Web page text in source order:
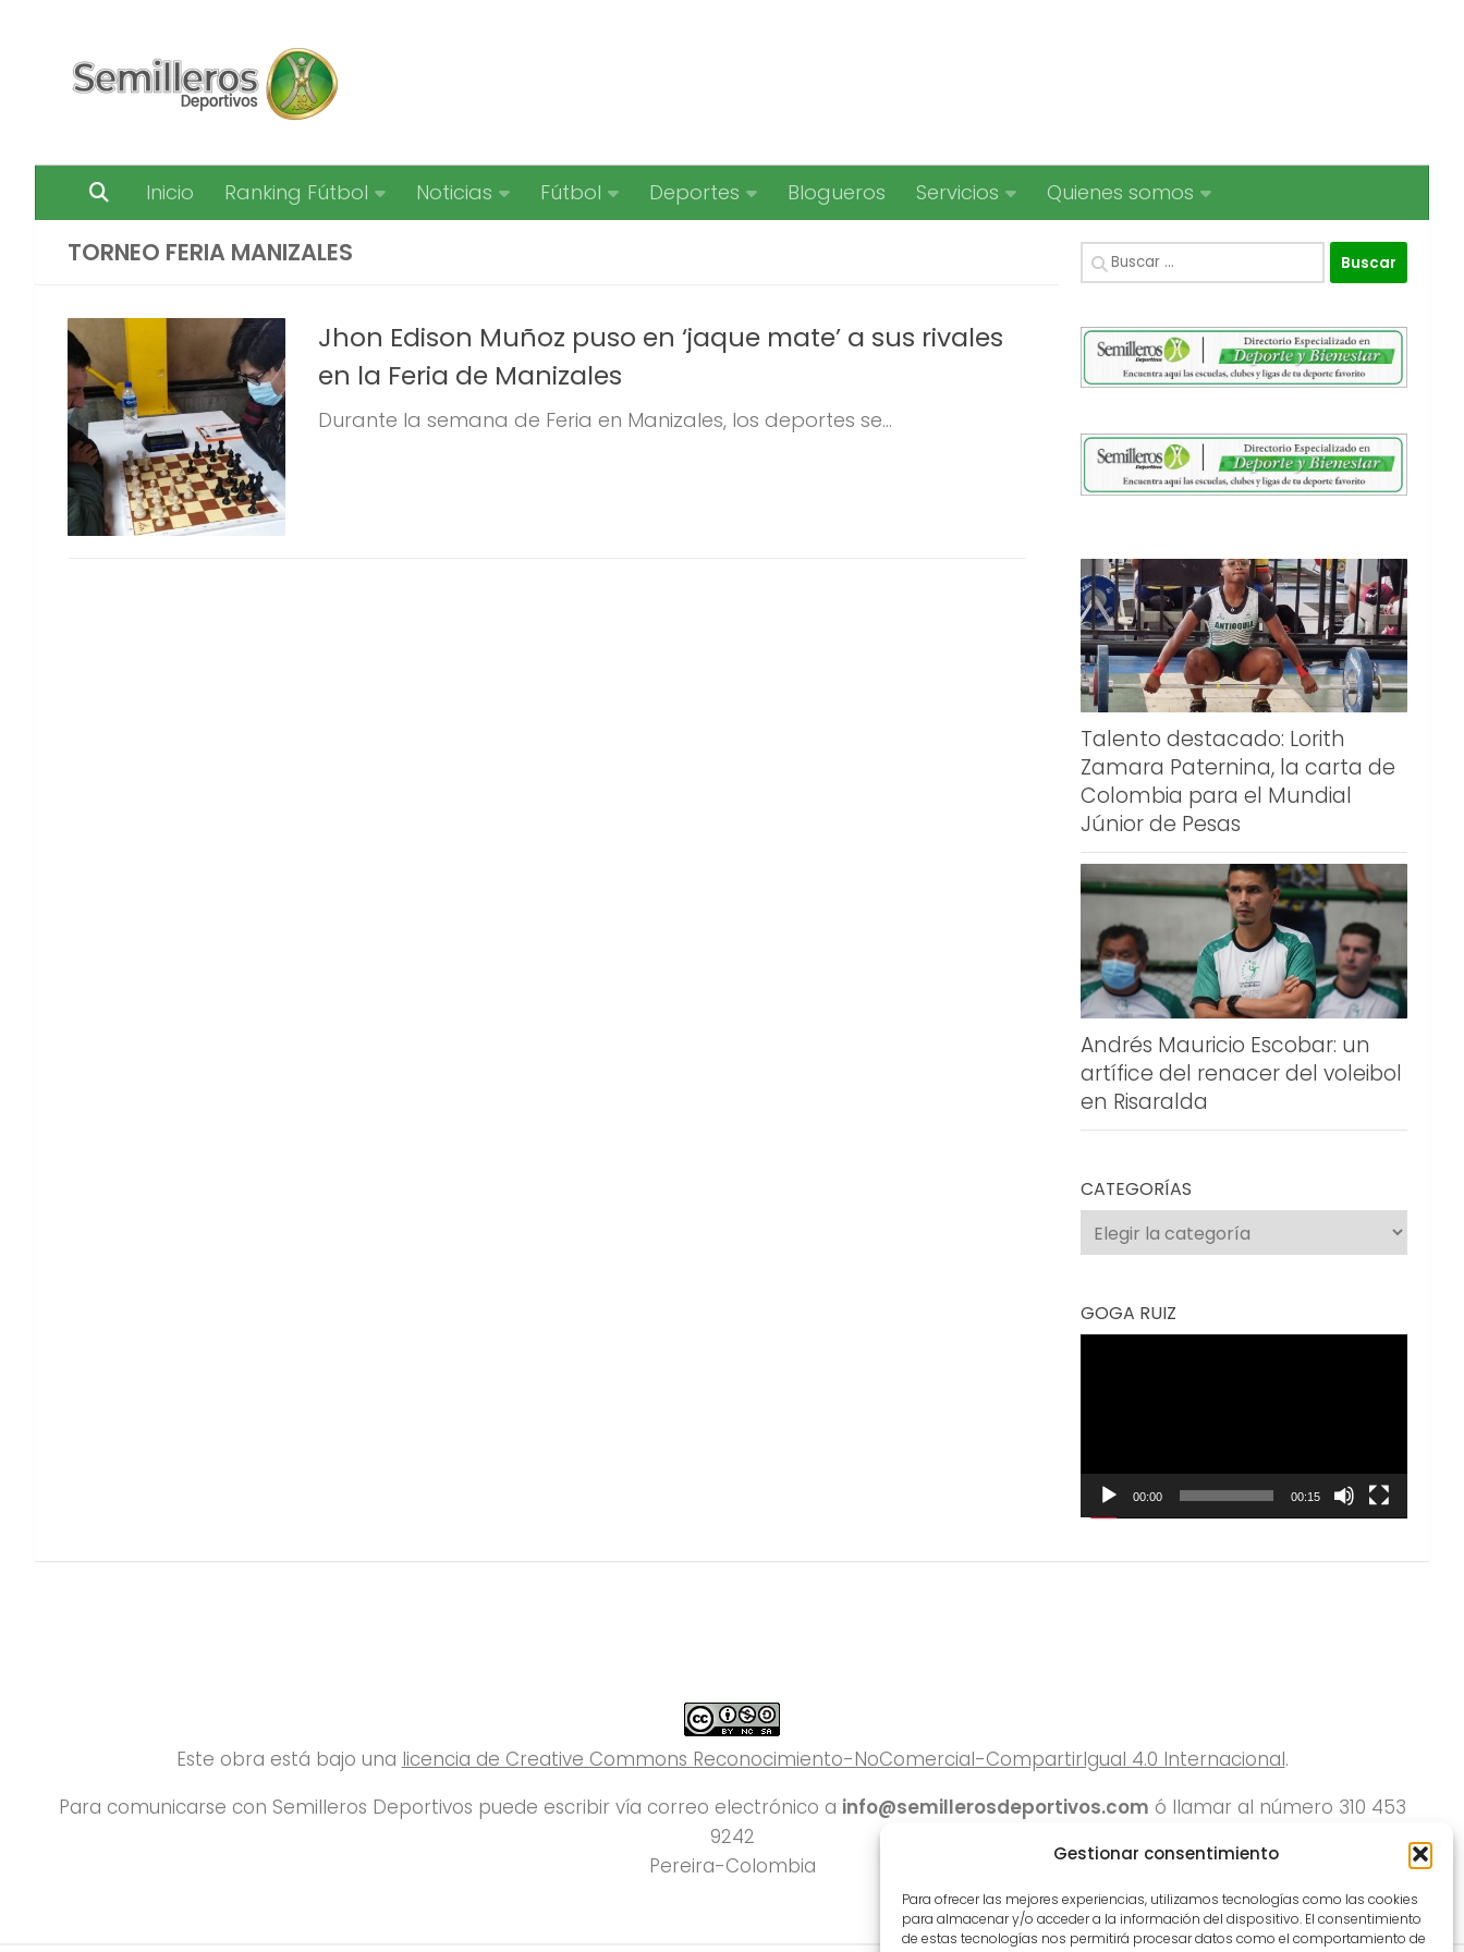
Gestionar consentimiento
Para ofrecer las mejores experiencias, utilizamos tecnologías como las cookies
para almacenar y/o acceder a la información del dispositivo. El consentimiento
de estas tecnologías nos permitirá procesar datos como el comportamiento de
Inicio Ranking Fútbol Noticias Fútbol Deportes Blogueros Servicios Quienes somos
TORNEO FERIA MANIZALES
Jhon Edison Muñoz puso en ‘jaque mate’ a sus rivales
en la Feria de Manizales
Durante la semana de Feria en Manizales, los deportes se...
Buscar:
Talento destacado: Lorith
Zamara Paternina, la carta de
Colombia para el Mundial
Júnior de Pesas
Andrés Mauricio Escobar: un
artífice del renacer del voleibol
en Risaralda
CATEGORÍAS
Categorías
GOGA RUIZ
00:00 00:15
Este obra está bajo una licencia de Creative Commons Reconocimiento-NoComercial-CompartirIgual 4.0 Internacional.
Para comunicarse con Semilleros Deportivos puede escribir vía correo electrónico a info@semillerosdeportivos.com ó llamar al número 310 453
9242
Pereira-Colombia